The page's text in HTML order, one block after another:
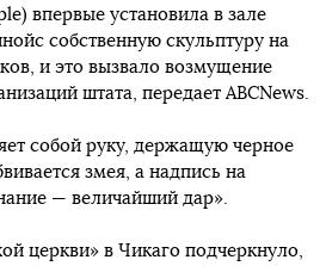
впервые установила в зале
собственную скульптуру на
и это вызвало возмущение
штата, передает ABCNews.
собой руку, держащую черное
змея, а надпись на
— величайший дар».
церкви» в Чикаго подчеркнуло,